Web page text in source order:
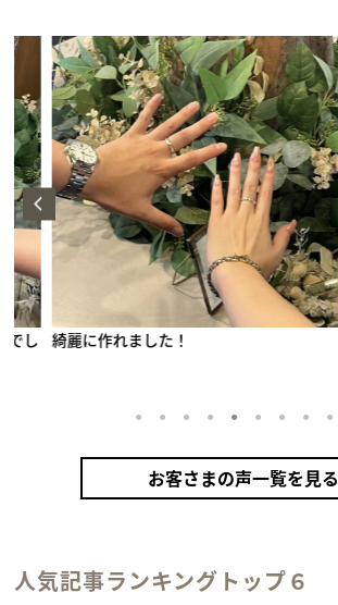
2月 アメシスト 10月 トルマリン 12月 タンザナイト
カラーリング（アンティークゴールド）
完成が楽しみです。
1 2 3 4 5 6 7 8 9
お客さまの声一覧を見る
人気記事ランキングトップ６